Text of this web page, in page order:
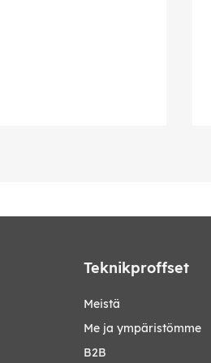
Teknikproffset
Meistä
Me ja ympäristömme
B2B